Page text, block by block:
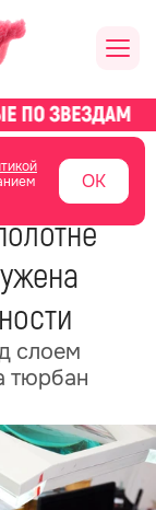
ОК
слоем
тюрбан